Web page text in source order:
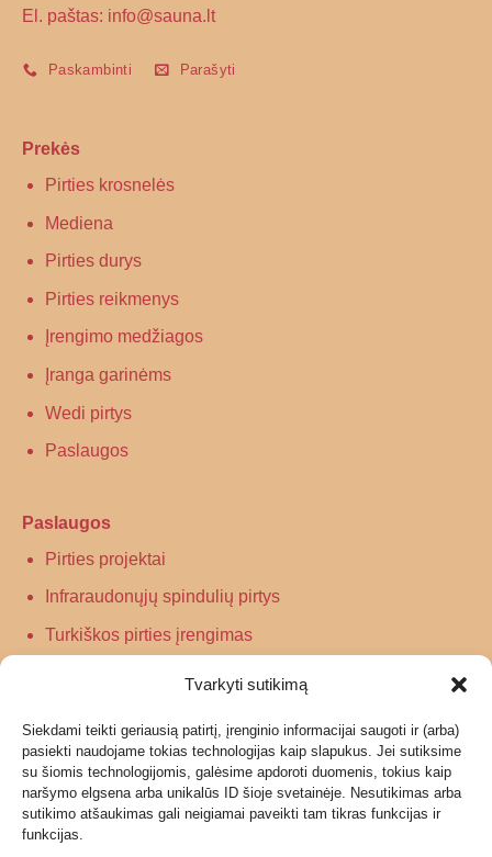
Tvarkyti sutikimą
Siekdami teikti geriausią patirtį, įrenginio informacijai saugoti ir (arba)
pasiekti naudojame tokias technologijas kaip slapukus. Jei sutiksime
su šiomis technologijomis, galėsime apdoroti duomenis, tokius kaip
naršymo elgsena arba unikalūs ID šioje svetainėje. Nesutikimas arba
sutikimo atšaukimas gali neigiamai paveikti tam tikras funkcijas ir
funkcijas.
El. paštas: info@sauna.lt
Paskambinti Parašyti
Prekės
Pirties krosnelės
Mediena
Pirties durys
Pirties reikmenys
Įrengimo medžiagos
Įranga garinėms
Wedi pirtys
Paslaugos
Paslaugos
Pirties projektai
Infraraudonųjų spindulių pirtys
Turkiškos pirties įrengimas
Informacija
Grąžinimas
Garantijos ir privatumo politika